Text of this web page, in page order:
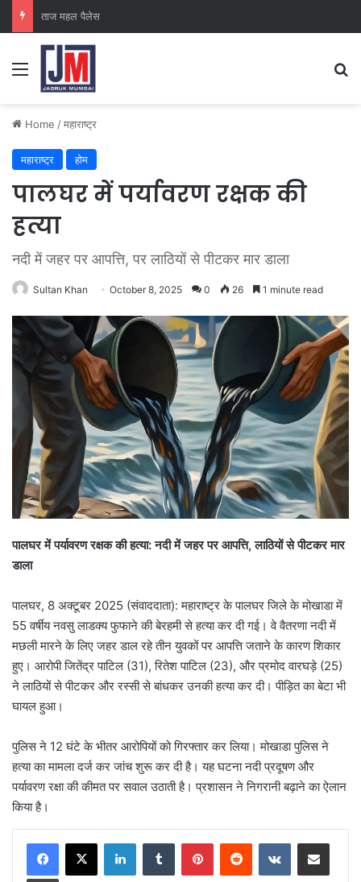
क्राइम ब्रांच कक्ष-2
Home /महाराष्ट्र
महाराष्ट्र होम
पालघर में पर्यावरण रक्षक की
हत्या
नदी में जहर पर आपत्ति, पर लाठियों से पीटकर मार डाला
Sultan Khan October 8, 2025 0 26 1 minute read
पालघर में पर्यावरण रक्षक की हत्या: नदी में जहर पर आपत्ति, लाठियों से पीटकर मार
डाला
पालघर, 8 अक्टूबर 2025 (संवाददाता): महाराष्ट्र के पालघर जिले के मोखाडा में
55 वर्षीय नवसु लाडक्य फुफाने की बेरहमी से हत्या कर दी गई। वे वैतरणा नदी में
मछली मारने के लिए जहर डाल रहे तीन युवकों पर आपत्ति जताने के कारण शिकार
हुए। आरोपी जितेंद्र पाटिल (31), रितेश पाटिल (23), और प्रमोद वारघड़े (25)
ने लाठियों से पीटकर और रस्सी से बांधकर उनकी हत्या कर दी। पीड़ित का बेटा भी
घायल हुआ।
पुलिस ने 12 घंटे के भीतर आरोपियों को गिरफ्तार कर लिया। मोखाडा पुलिस ने
हत्या का मामला दर्ज कर जांच शुरू कर दी है। यह घटना नदी प्रदूषण और
पर्यावरण रक्षा की कीमत पर सवाल उठाती है। प्रशासन ने निगरानी बढ़ाने का ऐलान
किया है।